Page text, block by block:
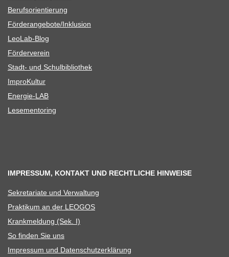
Berufs­ori­en­tie­rung
Förderangebote/​​Inklusion
Leo­Lab-Blog
För­der­ver­ein
Stadt- und Schulbibliothek
Impro­Kul­tur
Ener­­gie-LAB
Lese­men­to­ring
IMPRESSUM, KONTAKT UND RECHTLICHE HINWEISE
Sekre­ta­riate und Verwaltung
Prak­ti­kum an der LEOGOS
Krank­mel­dung (Sek. I)
So fin­den Sie uns
Impres­sum und Datenschutzerklärung